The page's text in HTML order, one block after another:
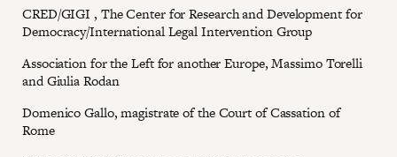
CRED/GIGI , The Center for Research and Development for
Democracy/International Legal Intervention Group
Association for the Left for another Europe, Massimo Torelli
and Giulia Rodan
Domenico Gallo, magistrate of the Court of Cassation of
Rome